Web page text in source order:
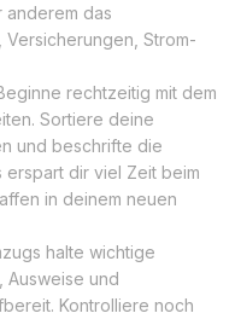
anderem das
Versicherungen, Strom-
rechtzeitig mit dem
Sortiere deine
und beschrifte die
erspart dir viel Zeit beim
in deinem neuen
halte wichtige
Ausweise und
Kontrolliere noch